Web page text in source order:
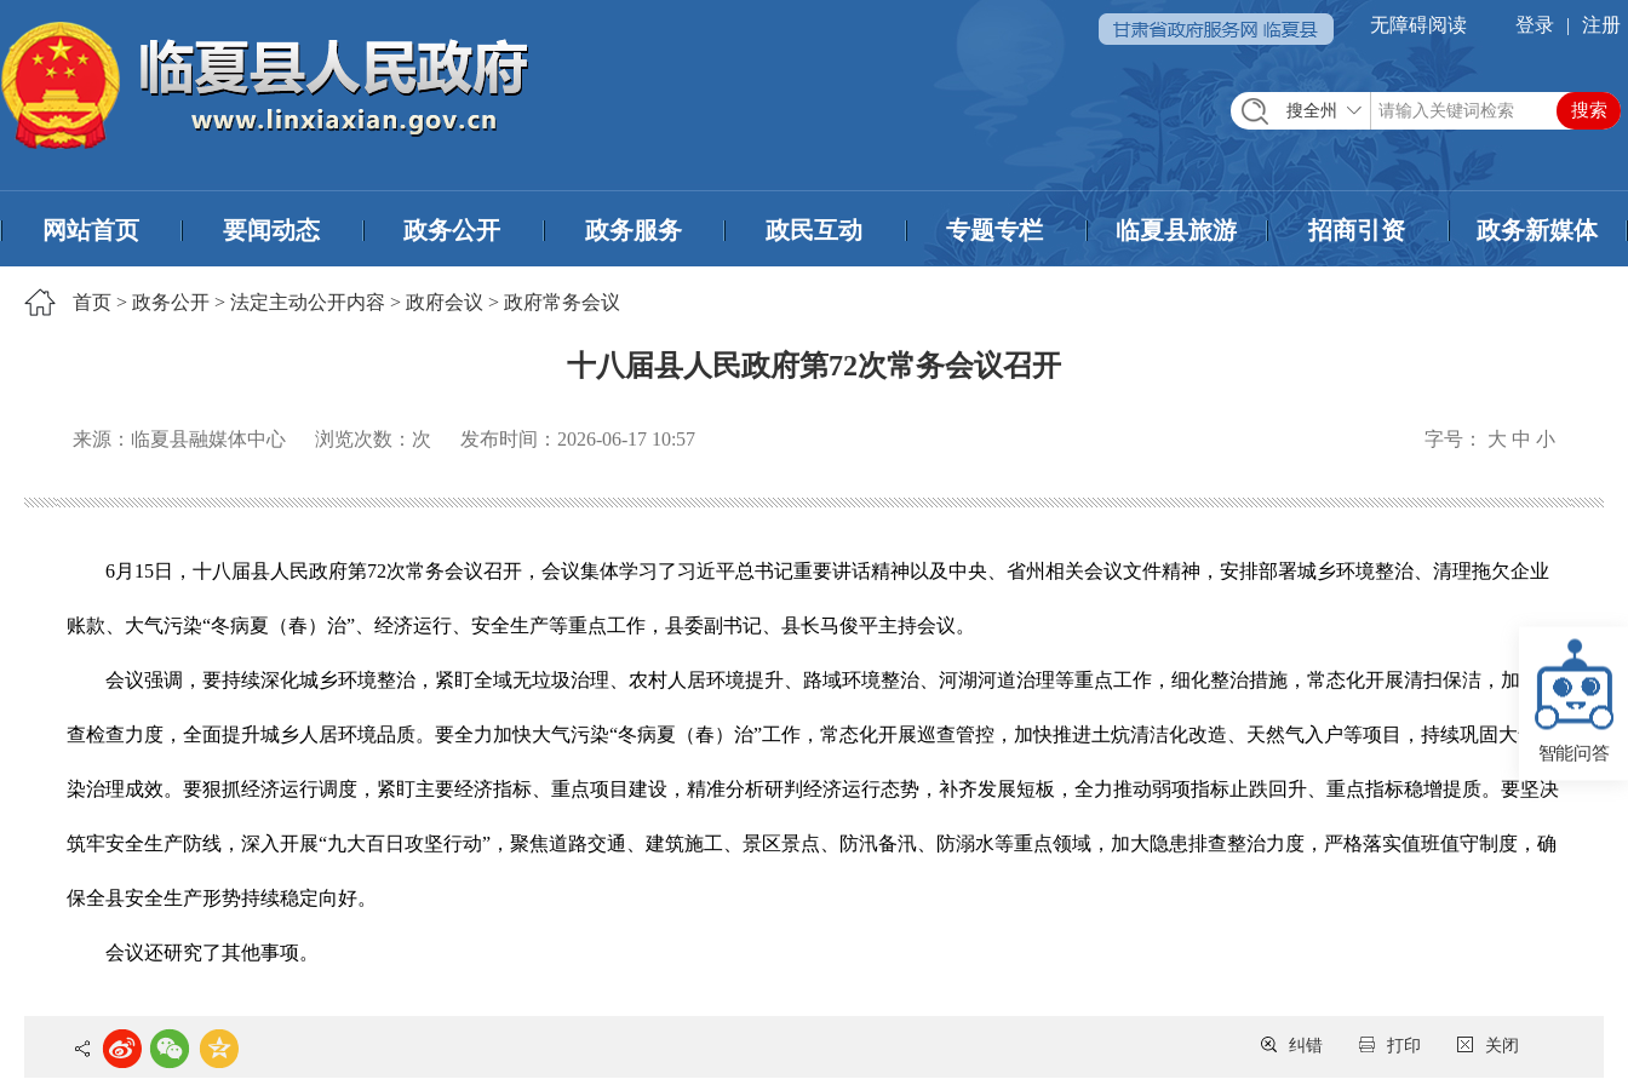
无障碍阅读 登录 | 注册
搜全州
网站首页 要闻动态 政务公开 政务服务 政民互动 专题专栏 临夏县旅游 招商引资 政务新媒体
首页 > 政务公开 > 法定主动公开内容 > 政府会议 > 政府常务会议
十八届县人民政府第72次常务会议召开
来源：临夏县融媒体中心 浏览次数： 次 发布时间： 2026-06-17 10:57 字号： 大 中 小
6月15日，十八届县人民政府第72次常务会议召开，会议集体学习了习近平总书记重要讲话精神以及中央、省州相关会议文件精神，安排部署城乡环境整治、清理拖欠企业
账款、大气污染“冬病夏（春）治”、经济运行、安全生产等重点工作，县委副书记、县长马俊平主持会议。
会议强调，要持续深化城乡环境整治，紧盯全域无垃圾治理、农村人居环境提升、路域环境整治、河湖河道治理等重点工作，细化整治措施，常态化开展清扫保洁，加大督
查检查力度，全面提升城乡人居环境品质。要全力加快大气污染“冬病夏（春）治”工作，常态化开展巡查管控，加快推进土炕清洁化改造、天然气入户等项目，持续巩固大气污
染治理成效。要狠抓经济运行调度，紧盯主要经济指标、重点项目建设，精准分析研判经济运行态势，补齐发展短板，全力推动弱项指标止跌回升、重点指标稳增提质。要坚决
筑牢安全生产防线，深入开展“九大百日攻坚行动”，聚焦道路交通、建筑施工、景区景点、防汛备汛、防溺水等重点领域，加大隐患排查整治力度，严格落实值班值守制度，确
保全县安全生产形势持续稳定向好。
会议还研究了其他事项。
关闭
打印
纠错
智能问答